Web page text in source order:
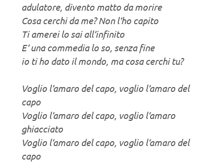
adulatore, divento matto da morire
Cosa cerchi da me? Non l’ho capito
Ti amerei lo sai all’infinito
E’ una commedia lo so, senza fine
io ti ho dato il mondo, ma cosa cerchi tu?
Voglio l’amaro del capo, voglio l’amaro del
capo
Voglio l’amaro del capo, voglio l’amaro
ghiacciato
Voglio l’amaro del capo, voglio l’amaro del
capo